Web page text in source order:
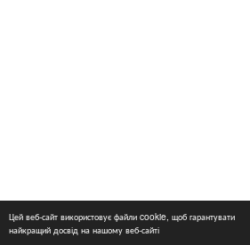
Цей веб-сайт використовує файли cookie, щоб гарантувати
найкращий досвід на нашому веб-сайті